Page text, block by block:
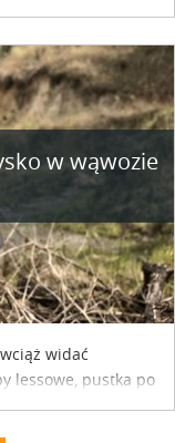
w wąwozie
widać
lessowe, pustka po